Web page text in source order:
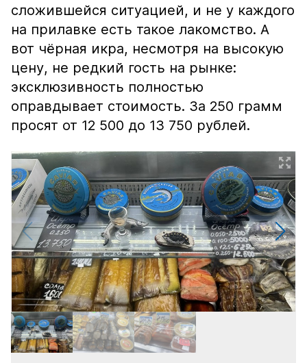
сложившейся ситуацией, и не у каждого
на прилавке есть такое лакомство. А
вот чёрная икра, несмотря на высокую
цену, не редкий гость на рынке:
эксклюзивность полностью
оправдывает стоимость. За 250 грамм
просят от 12 500 до 13 750 рублей.